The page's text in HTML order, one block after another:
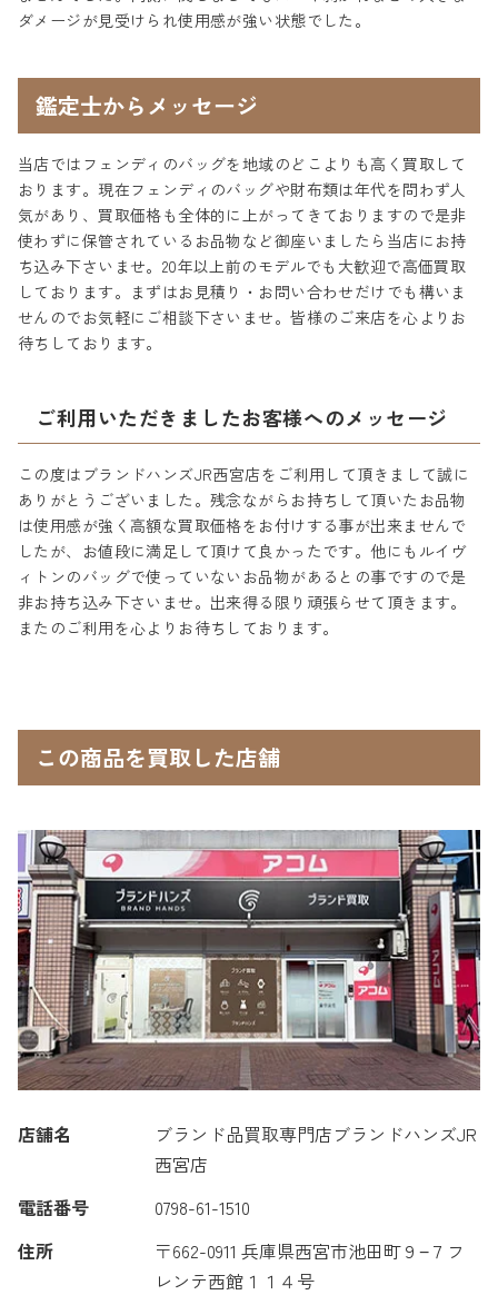
ダメージが見受けられ使用感が強い状態でした。
鑑定士からメッセージ
当店ではフェンディのバッグを地域のどこよりも高く買取して
おります。現在フェンディのバッグや財布類は年代を問わず人
気があり、買取価格も全体的に上がってきておりますので是非
使わずに保管されているお品物など御座いましたら当店にお持
ち込み下さいませ。20年以上前のモデルでも大歓迎で高価買取
しております。まずはお見積り・お問い合わせだけでも構いま
せんのでお気軽にご相談下さいませ。皆様のご来店を心よりお
待ちしております。
ご利用いただきましたお客様へのメッセージ
この度はブランドハンズJR西宮店をご利用して頂きまして誠に
ありがとうございました。残念ながらお持ちして頂いたお品物
は使用感が強く高額な買取価格をお付けする事が出来ませんで
したが、お値段に満足して頂けて良かったです。他にもルイヴ
ィトンのバッグで使っていないお品物があるとの事ですので是
非お持ち込み下さいませ。出来得る限り頑張らせて頂きます。
またのご利用を心よりお待ちしております。
この商品を買取した店舗
店舗名
ブランド品買取専門店ブランドハンズJR
西宮店
電話番号
0798-61-1510
住所
〒662-0911 兵庫県西宮市池田町９−７フ
レンテ西館１１４号